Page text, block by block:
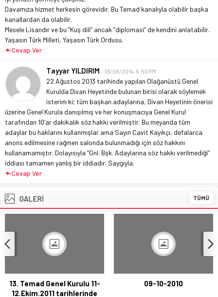
Davamıza hizmet herkesin görevidir. Bu Temad kanalıyla olabilir başka
kanallardan da olabilir.
Mesele Lisandır ve bu ”Kuş dili” ancak ”diplomasi” de kendini anlatabilir.
Yaşasın Türk Milleti, Yaşasın Türk Ordusu.
Cevap Ver
Tayyar YILDIRIM 19/08/2014, 5:50 PM
22 Ağustos 2013 tarihinde yapılan Olağanüstü Genel
Kurulda Divan Heyetinde bulunan birisi olarak söylemek
isterim ki; tüm başkan adaylarına, Divan Heyetinin önerisi
üzerine Genel Kurula danışılmış ve her konuşmacıya Genel Kurul
tarafından 10’ar dakikalık söz hakkı verilmiştir. Bu meyanda tüm
adaylar bu haklarını kullanmışlar ama Sayın Cavit Kayıkçı, defalarca
anons edilmesine rağmen salonda bulunmadığı için söz hakkını
kullanamamıştır. Dolayısıyla “Gnl. Bşk. Adaylarına söz hakkı verilmediği”
iddiası tamamen yanlış bir iddiadır. Saygıyla.
Cevap Ver
GALERİ TÜMÜ
13. Temad Genel Kurulu 11-
12.Ekim.2011 tarihlerinde
09-10-2010